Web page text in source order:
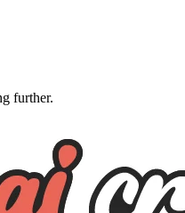
further.